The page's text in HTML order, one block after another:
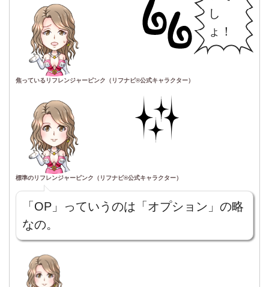
焦っているリフレンジャーピンク（リフナビ®公式キャラクター）
し
ょ！
標準のリフレンジャーピンク（リフナビ®公式キャラクター）
「OP」っていうのは「オプション」の略
なの。